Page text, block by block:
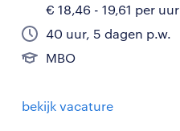
€ 18,46 - 19,61 per uur
40 uur, 5 dagen p.w.
MBO
bekijk vacature